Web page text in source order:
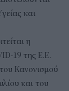
και
η
19 της Ε.Ε.
Κανονισμού
και του